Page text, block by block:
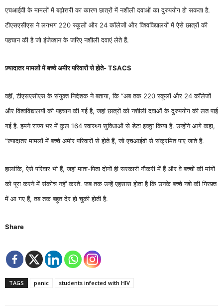
एचआईवी के मामलों में बढ़ोत्तरी का कारण छात्रों में नशीली दवाओं का दुरुपयोग हो सकता है.
टीएसएसीएस ने लगभग 220 स्कूलों और 24 कॉलेजों और विश्वविद्यालयों में ऐसे छात्रों की
पहचान की है जो इंजेक्शन के जरिए नशीली दवाएं लेते हैं.
ज़्यादातर मामलों में बच्चे अमीर परिवारों से होते- TSACS
वहीं, टीएसएसीएस के संयुक्त निदेशक ने बताया, कि “अब तक 220 स्कूलों और 24 कॉलेजों
और विश्वविद्यालयों की पहचान की गई है, जहां छात्रों को नशीली दवाओं के दुरुपयोग की लत पाई
गई है. हमने राज्य भर में कुल 164 स्वास्थ्य सुविधाओं से डेटा इक्ठ्ठा किया है. उन्होंने आगे कहा,
“ज़्यादातर मामलों में बच्चे अमीर परिवारों से होते हैं, जो एचआईवी से संक्रमित पाए जाते हैं.
हालांकि, ऐसे परिवार भी हैं, जहां माता-पिता दोनों ही सरकारी नौकरी में हैं और वे बच्चों की मांगों
को पूरा करने में संकोच नहीं करते. जब तक उन्हें एहसास होता है कि उनके बच्चे नशे की गिरफ़्त
में आ गए हैं, तब तक बहुत देर हो चुकी होती है.
Share
TAGS panic students infected with HIV